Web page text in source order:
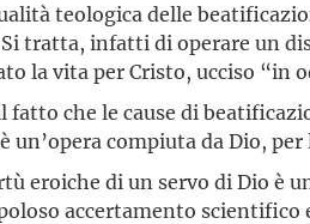
teologica delle
Si tratta, infatti di operare un
la vita per Cristo, ucciso “in
fatto che le cause di
un’opera compiuta da Dio,
eroiche di un servo di Dio è
accertamento